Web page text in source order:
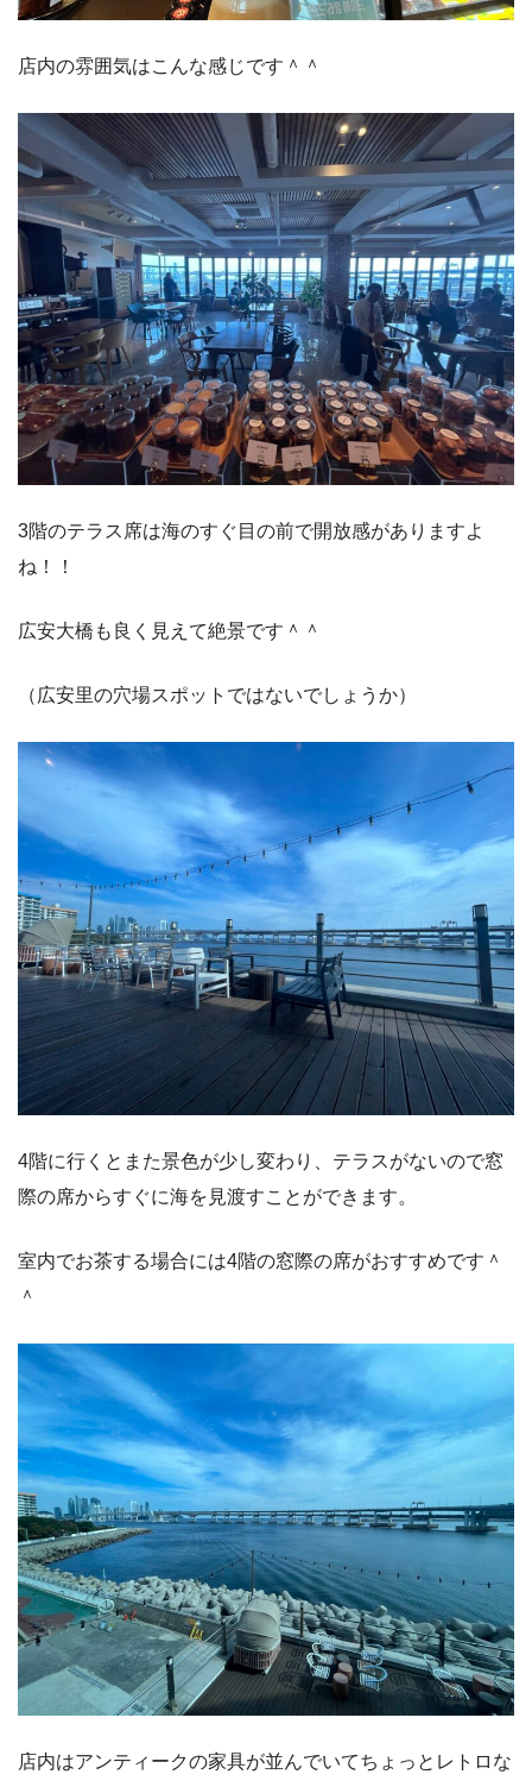
店内の雰囲気はこんな感じです＾＾
3階のテラス席は海のすぐ目の前で開放感がありますよ
ね！！
広安大橋も良く見えて絶景です＾＾
（広安里の穴場スポットではないでしょうか）
4階に行くとまた景色が少し変わり、テラスがないので窓
際の席からすぐに海を見渡すことができます。
室内でお茶する場合には4階の窓際の席がおすすめです＾
＾
店内はアンティークの家具が並んでいてちょっとレトロな